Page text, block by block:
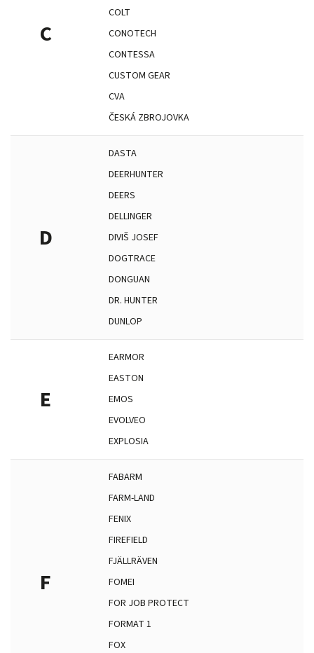
C
COLT
CONOTECH
CONTESSA
CUSTOM GEAR
CVA
ČESKÁ ZBROJOVKA
D
DASTA
DEERHUNTER
DEERS
DELLINGER
DIVIŠ JOSEF
DOGTRACE
DONGUAN
DR. HUNTER
DUNLOP
E
EARMOR
EASTON
EMOS
EVOLVEO
EXPLOSIA
F
FABARM
FARM-LAND
FENIX
FIREFIELD
FJÄLLRÄVEN
FOMEI
FOR JOB PROTECT
FORMAT 1
FOX